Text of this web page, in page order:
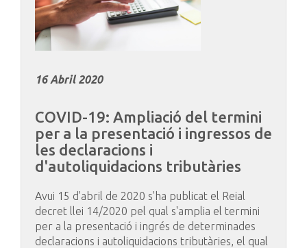
16 Abril 2020
COVID-19: Ampliació del termini
per a la presentació i ingressos de
les declaracions i
d'autoliquidacions tributàries
Avui 15 d'abril de 2020 s'ha publicat el Reial
decret llei 14/2020 pel qual s'amplia el termini
per a la presentació i ingrés de determinades
declaracions i autoliquidacions tributàries, el qual